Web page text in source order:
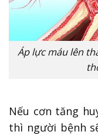
Áp lực máu lên
Nếu cơn tăng
thì người bệnh